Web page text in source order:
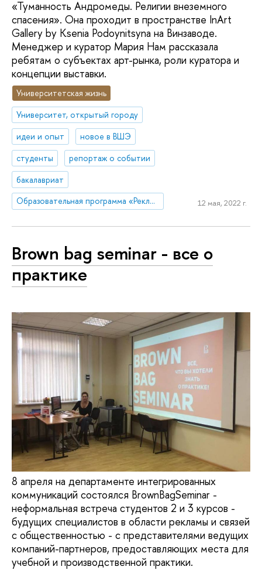
«Туманность Андромеды. Религии внеземного
спасения». Она проходит в пространстве InArt
Gallery by Ksenia Podoynitsyna на Винзаводе.
Менеджер и куратор Мария Нам рассказала
ребятам о субъектах арт-рынка, роли куратора и
концепции выставки.
Университетская жизнь
Университет, открытый городу
идеи и опыт
новое в ВШЭ
студенты
репортаж о событии
бакалавриат
Образовательная программа «Реклама и связи с общественностью»
12 мая, 2022 г.
Brown bag seminar - все о
практике
8 апреля на департаменте интегрированных
коммуникаций состоялся BrownBagSeminar -
неформальная встреча студентов 2 и 3 курсов -
будущих специалистов в области рекламы и связей
с общественностью - с представителями ведущих
компаний-партнеров, предоставляющих места для
учебной и производственной практики.